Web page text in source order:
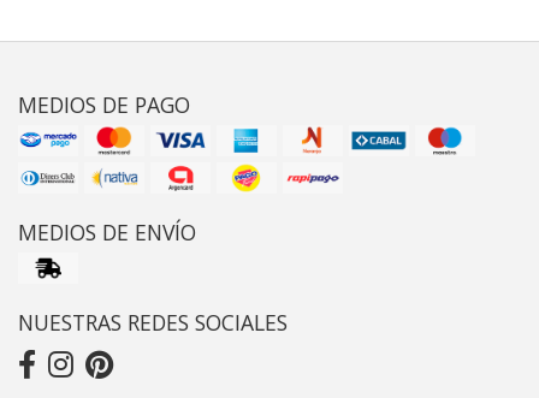
MEDIOS DE PAGO
MEDIOS DE ENVÍO
NUESTRAS REDES SOCIALES